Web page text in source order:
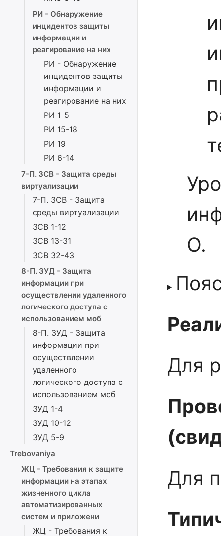
РИ - Обнаружение
инцидентов защиты
информации и
реагирование на них
РИ - Обнаружение
инцидентов защиты
информации и
реагирование на них
РИ 1-5
РИ 15-18
РИ 19
РИ 6-14
7-П. ЗСВ - Защита среды
виртуализации
7-П. ЗСВ - Защита
среды виртуализации
ЗСВ 1-12
ЗСВ 13-31
ЗСВ 32-43
8-П. ЗУД - Защита
информации при
осуществлении удаленного
логического доступа с
использованием моб
8-П. ЗУД - Защита
информации при
осуществлении
удаленного
логического доступа с
использованием моб
ЗУД 1-4
ЗУД 10-12
ЗУД 5-9
Trebovaniya
ЖЦ - Требования к защите
информации на этапах
жизненного цикла
автоматизированных
систем и приложени
ЖЦ - Требования к
О.
Для
Для